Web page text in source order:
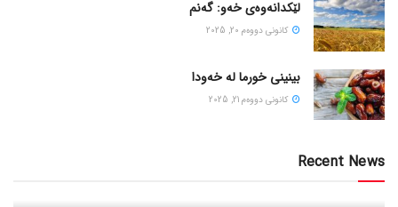
لێکدانەوەی خەو: گەنم
كانونی دووه‌م 20, 2025
بینینی خورما لە خەودا
كانونی دووه‌م 21, 2025
Recent News